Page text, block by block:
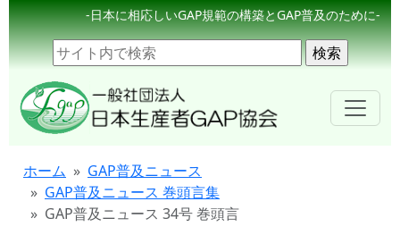
-日本に相応しいGAP規範の構築とGAP普及のために-
ホーム
GAP普及ニュース
GAP普及ニュース 巻頭言集
GAP普及ニュース 34号 巻頭言